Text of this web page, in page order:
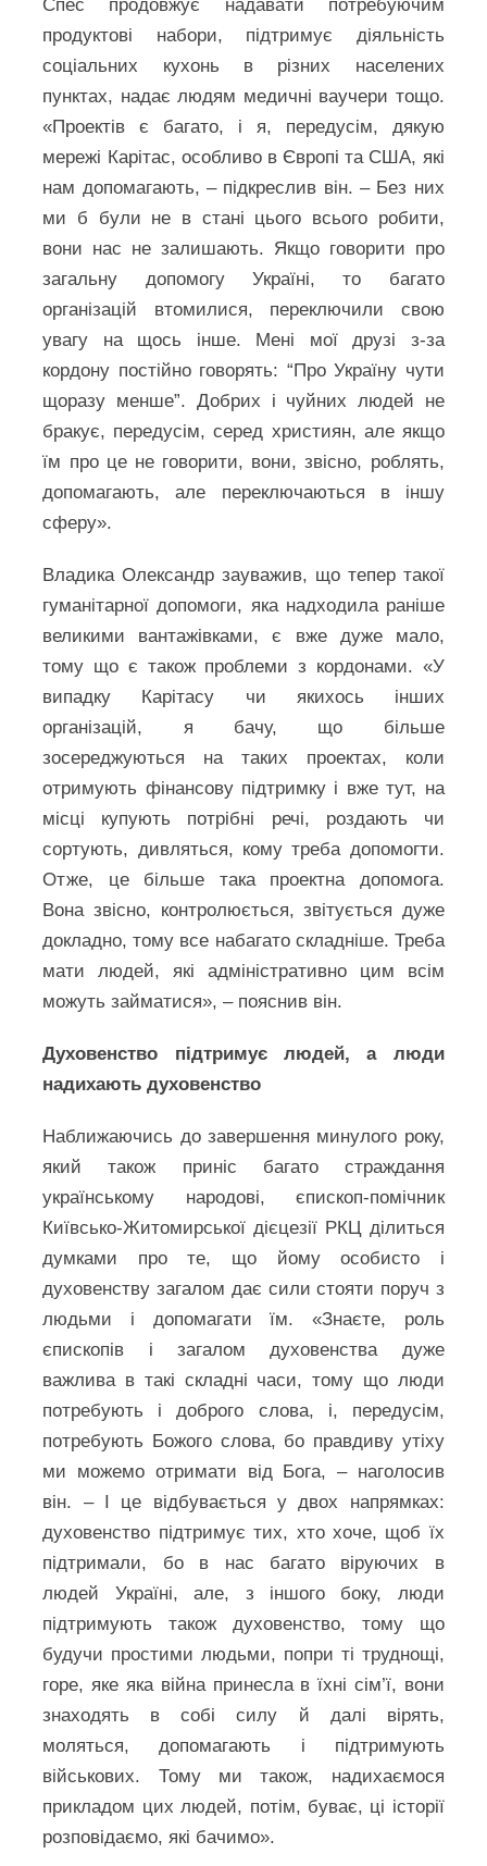
Спес продовжує надавати потребуючим
продуктові набори, підтримує діяльність
соціальних кухонь в різних населених
пунктах, надає людям медичні ваучери тощо.
«Проектів є багато, і я, передусім, дякую
мережі Карітас, особливо в Європі та США, які
нам допомагають, – підкреслив він. – Без них
ми б були не в стані цього всього робити,
вони нас не залишають. Якщо говорити про
загальну допомогу Україні, то багато
організацій втомилися, переключили свою
увагу на щось інше. Мені мої друзі з-за
кордону постійно говорять: “Про Україну чути
щоразу менше”. Добрих і чуйних людей не
бракує, передусім, серед християн, але якщо
їм про це не говорити, вони, звісно, роблять,
допомагають, але переключаються в іншу
сферу».
Владика Олександр зауважив, що тепер такої
гуманітарної допомоги, яка надходила раніше
великими вантажівками, є вже дуже мало,
тому що є також проблеми з кордонами. «У
випадку Карітасу чи якихось інших
організацій, я бачу, що більше
зосереджуються на таких проектах, коли
отримують фінансову підтримку і вже тут, на
місці купують потрібні речі, роздають чи
сортують, дивляться, кому треба допомогти.
Отже, це більше така проектна допомога.
Вона звісно, контролюється, звітується дуже
докладно, тому все набагато складніше. Треба
мати людей, які адміністративно цим всім
можуть займатися», – пояснив він.
Духовенство підтримує людей, а люди
надихають духовенство
Наближаючись до завершення минулого року,
який також приніс багато страждання
українському народові, єпископ-помічник
Київсько-Житомирської дієцезії РКЦ ділиться
думками про те, що йому особисто і
духовенству загалом дає сили стояти поруч з
людьми і допомагати їм. «Знаєте, роль
єпископів і загалом духовенства дуже
важлива в такі складні часи, тому що люди
потребують і доброго слова, і, передусім,
потребують Божого слова, бо правдиву утіху
ми можемо отримати від Бога, – наголосив
він. – І це відбувається у двох напрямках:
духовенство підтримує тих, хто хоче, щоб їх
підтримали, бо в нас багато віруючих в
людей Україні, але, з іншого боку, люди
підтримують також духовенство, тому що
будучи простими людьми, попри ті труднощі,
горе, яке яка війна принесла в їхні сім’ї, вони
знаходять в собі силу й далі вірять,
моляться, допомагають і підтримують
військових. Тому ми також, надихаємося
прикладом цих людей, потім, буває, ці історії
розповідаємо, які бачимо».